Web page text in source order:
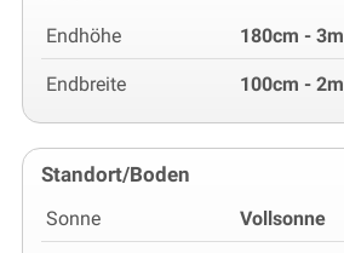
Endhöhe 180cm - 3m
Endbreite 100cm - 2m
Standort/Boden
Sonne Vollsonne